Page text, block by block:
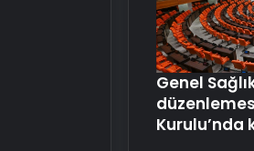
Genel
Kurulu’nda